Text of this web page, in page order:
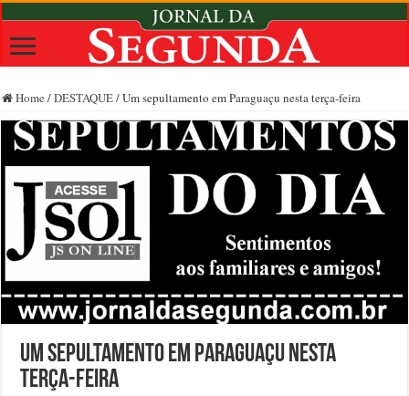
Home /DESTAQUE/Um sepultamento em Paraguaçu nesta terça-feira
Um sepultamento em Paraguaçu nesta
terça-feira